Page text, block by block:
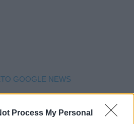
Process My Personal
GOOGLE NEWS